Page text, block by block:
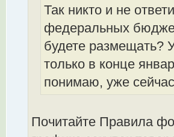
Так никто и не
федеральных
будете размещать?
только в конце
понимаю, уже
Почитайте Правила